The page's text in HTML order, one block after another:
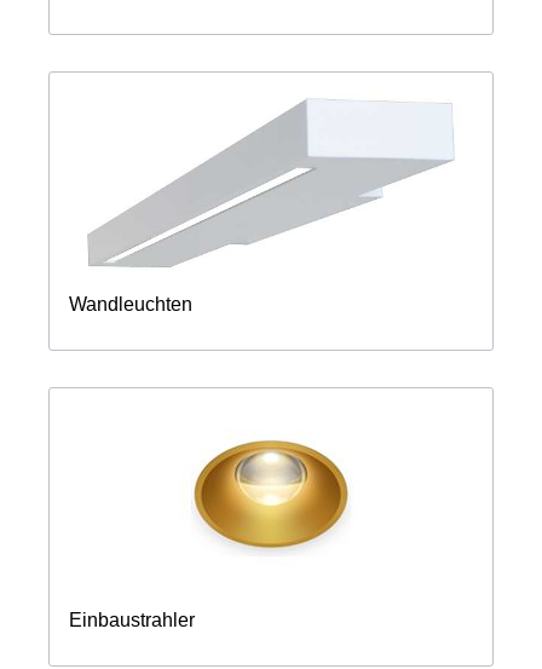
Wandleuchten
Einbaustrahler